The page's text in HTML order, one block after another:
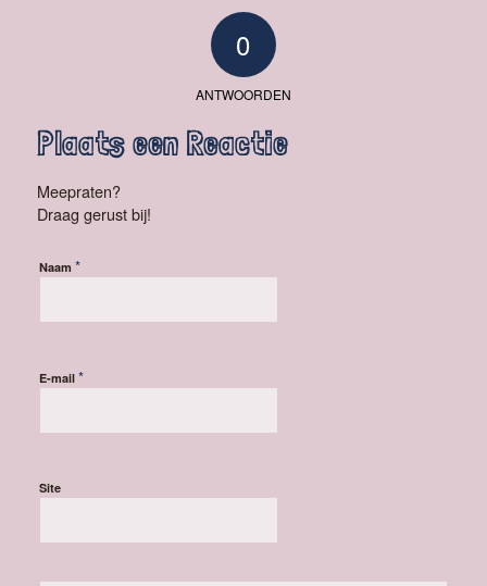
0
ANTWOORDEN
Plaats een Reactie
Meepraten?
Draag gerust bij!
Naam *
E-mail *
Site